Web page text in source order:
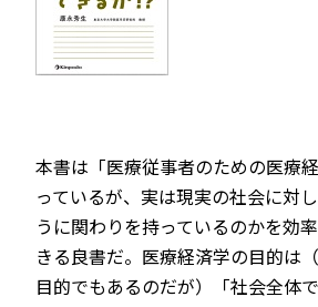
本書は「医療従事者のための医療
っているが、実は現実の社会に対
うに関わりを持っているのかを効
きる良書だ。医療経済学の目的は
目的でもあるのだが）「社会全体